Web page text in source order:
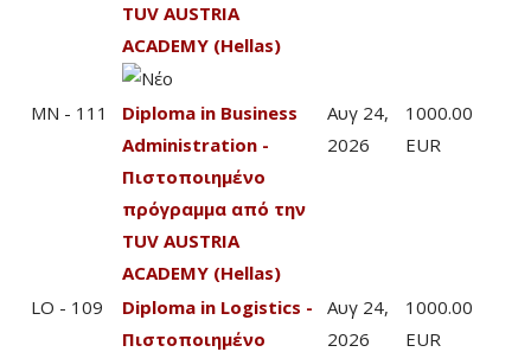
TUV AUSTRIA
ACADEMY (Hellas)
MN - 111
Diploma in Business
Administration -
Πιστοποιημένο
πρόγραμμα από την
TUV AUSTRIA
ACADEMY (Hellas)
Αυγ 24,
2026
1000.00
EUR
LO - 109
Diploma in Logistics -
Πιστοποιημένο
Αυγ 24,
2026
1000.00
EUR